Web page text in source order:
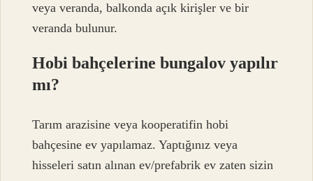
veya veranda, balkonda açık kirişler ve bir
veranda bulunur.
Hobi bahçelerine bungalov yapılır
mı?
Tarım arazisine veya kooperatifin hobi
bahçesine ev yapılamaz. Yaptığınız veya
hisseleri satın alınan ev/prefabrik ev zaten sizin